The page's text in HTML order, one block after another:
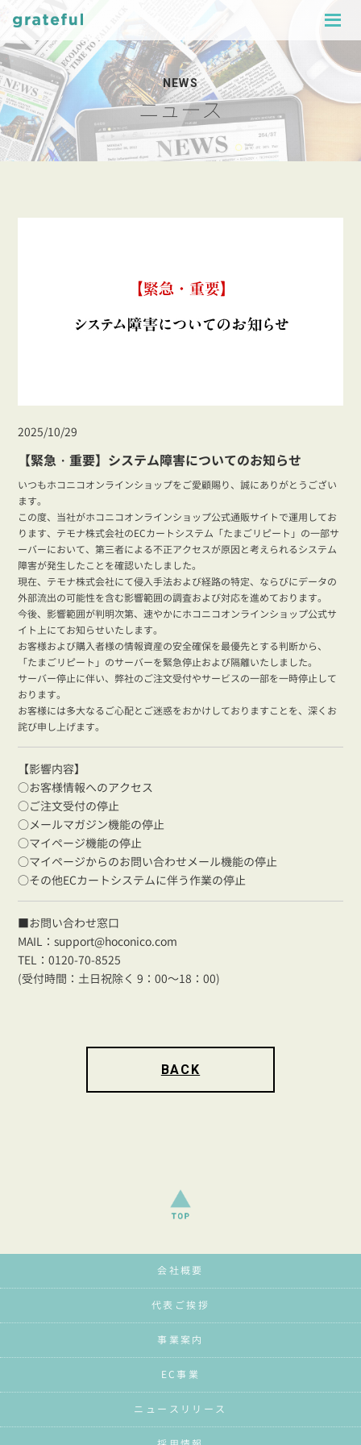
NEWS
ニュース
2025/10/29
【緊急・重要】システム障害についてのお知らせ
いつもホコニコオンラインショップをご愛顧賜り、誠にありがとうござい
ます。
この度、当社がホコニコオンラインショップ公式通販サイトで運用してお
ります、テモナ株式会社のECカートシステム「たまごリピート」の一部サ
ーバーにおいて、第三者による不正アクセスが原因と考えられるシステム
障害が発生したことを確認いたしました。
現在、テモナ株式会社にて侵入手法および経路の特定、ならびにデータの
外部流出の可能性を含む影響範囲の調査および対応を進めております。
今後、影響範囲が判明次第、速やかにホコニコオンラインショップ公式サ
イト上にてお知らせいたします。
お客様および購入者様の情報資産の安全確保を最優先とする判断から、
「たまごリピート」のサーバーを緊急停止および隔離いたしました。
サーバー停止に伴い、弊社のご注文受付やサービスの一部を一時停止して
おります。
お客様には多大なるご心配とご迷惑をおかけしておりますことを、深くお
詫び申し上げます。
【影響内容】
○お客様情報へのアクセス
○ご注文受付の停止
○メールマガジン機能の停止
○マイページ機能の停止
○マイページからのお問い合わせメール機能の停止
○その他ECカートシステムに伴う作業の停止
■お問い合わせ窓口
MAIL：support@hoconico.com
TEL：0120-70-8525
(受付時間：土日祝除く 9：00〜18：00)
BACK
会社概要
代表ご挨拶
事業案内
EC事業
ニュースリリース